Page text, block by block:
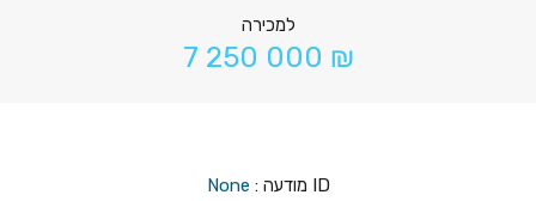
למכירה
7 250 000 ₪
ID מודעה : None